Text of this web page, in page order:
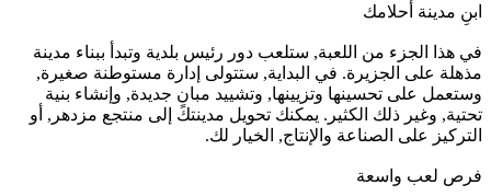
ابنِ مدينة أحلامك
في هذا الجزء من اللعبة, ستلعب دور رئيس بلدية وتبدأ ببناء مدينة
مذهلة على الجزيرة. في البداية, ستتولى إدارة مستوطنة صغيرة,
وستعمل على تحسينها وتزيينها, وتشييد مبانٍ جديدة, وإنشاء بنية
تحتية, وغير ذلك الكثير. يمكنك تحويل مدينتك إلى منتجع مزدهر, أو
التركيز على الصناعة والإنتاج, الخيار لك.
فرص لعب واسعة